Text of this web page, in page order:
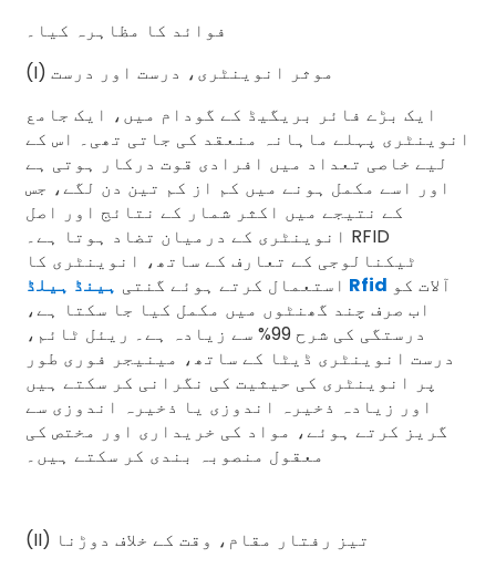
فوائد کا مظاہرہ کیا۔
(I) موثر انوینٹری، درست اور درست
ایک بڑے فائر بریگیڈ کے گودام میں، ایک جامع
انوینٹری پہلے ماہانہ منعقد کی جاتی تھی۔ اس کے
لیے خاصی تعداد میں افرادی قوت درکار ہوتی ہے
اور اسے مکمل ہونے میں کم از کم تین دن لگے، جس
کے نتیجے میں اکثر شمار کے نتائج اور اصل
انوینٹری کے درمیان تضاد ہوتا ہے۔ RFID
ٹیکنالوجی کے تعارف کے ساتھ، انوینٹری کا
استعمال کرتے ہوئے گنتی ہینڈ ہیلڈ Rfid
اب صرف چند گھنٹوں میں مکمل کیا جا سکتا ہے،
درستگی کی شرح 99% سے زیادہ ہے۔ ریئل ٹائم،
درست انوینٹری ڈیٹا کے ساتھ، مینیجر فوری طور
پر انوینٹری کی حیثیت کی نگرانی کر سکتے ہیں
اور زیادہ ذخیرہ اندوزی یا ذخیرہ اندوزی سے
گریز کرتے ہوئے، مواد کی خریداری اور مختص کی
معقول منصوبہ بندی کر سکتے ہیں۔
(II) تیز رفتار مقام، وقت کے خلاف دوڑنا